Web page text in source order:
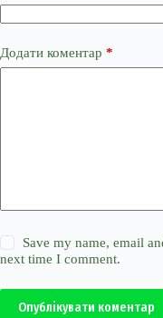
Додати коментар *
Save my name, email
next time I comment.
Опублікувати коментар